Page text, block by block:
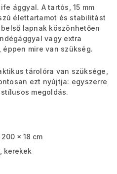
ággyal. A tartós, 15 mm
élettartamot és stabilitást
lapnak köszönhetően
vagy extra
mire van szükség.
tárolóra van szüksége,
ezt nyújtja: egyszerre
megoldás.
x 18 cm
kerekek